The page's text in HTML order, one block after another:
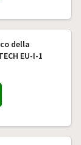
della
EU-I-1